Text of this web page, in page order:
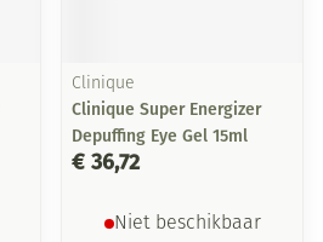
Clinique
Clinique Super Energizer
Depuffing Eye Gel 15ml
€ 36,72
Niet beschikbaar